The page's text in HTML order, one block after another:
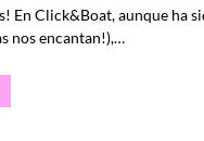
En Click&Boat, aunque ha
nos encantan!),…